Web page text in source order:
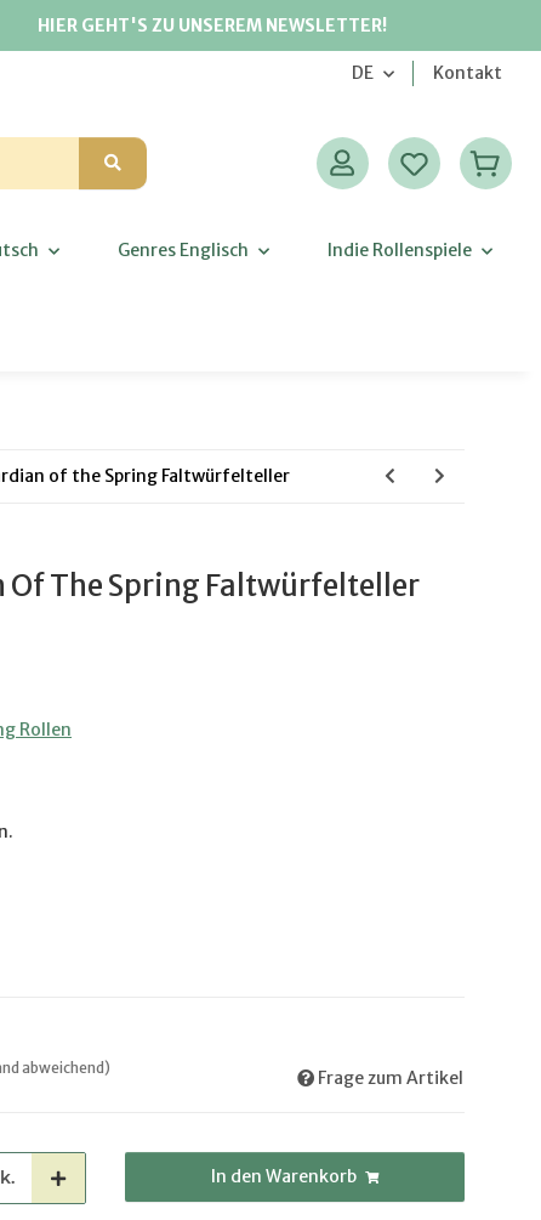
HIER GEHT'S ZU UNSEREM NEWSLETTER!
DE Kontakt
Genres Englisch Indie Rollenspiele
of the Spring Faltwürfelteller
Of The Spring Faltwürfelteller
Rollen
abweichend) Frage zum Artikel
In den Warenkorb